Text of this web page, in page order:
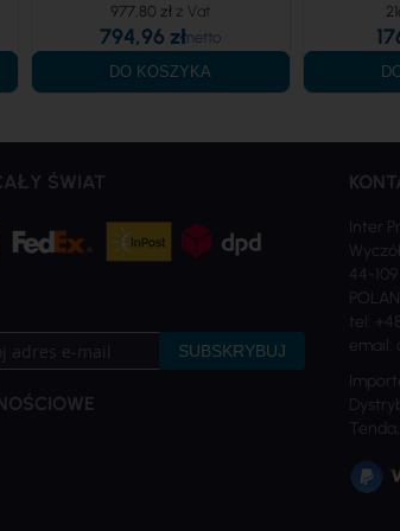
977,80 zł
794,96 zł
DO KOSZYKA
ŚWIAT
SUBSKRYBUJ
Inter
44-109
tel: